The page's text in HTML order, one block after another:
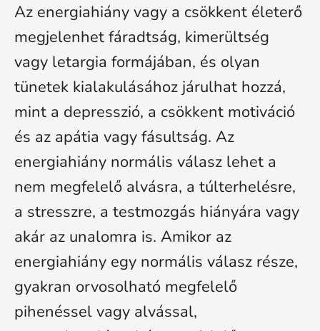
Az energiahiány vagy a csökkent életerő
megjelenhet fáradtság, kimerültség
vagy letargia formájában, és olyan
tünetek kialakulásához járulhat hozzá,
mint a depresszió, a csökkent motiváció
és az apátia vagy fásultság. Az
energiahiány normális válasz lehet a
nem megfelelő alvásra, a túlterhelésre,
a stresszre, a testmozgás hiányára vagy
akár az unalomra is. Amikor az
energiahiány egy normális válasz része,
gyakran orvosolható megfelelő
pihenéssel vagy alvással,